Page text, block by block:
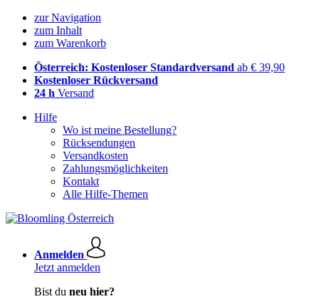
zur Navigation
zum Inhalt
zum Warenkorb
Österreich: Kostenloser Standardversand ab € 39,90
Kostenloser Rückversand
24 h Versand
Hilfe
Wo ist meine Bestellung?
Rücksendungen
Versandkosten
Zahlungsmöglichkeiten
Kontakt
Alle Hilfe-Themen
Anmelden
Jetzt anmelden
Bist du neu hier?